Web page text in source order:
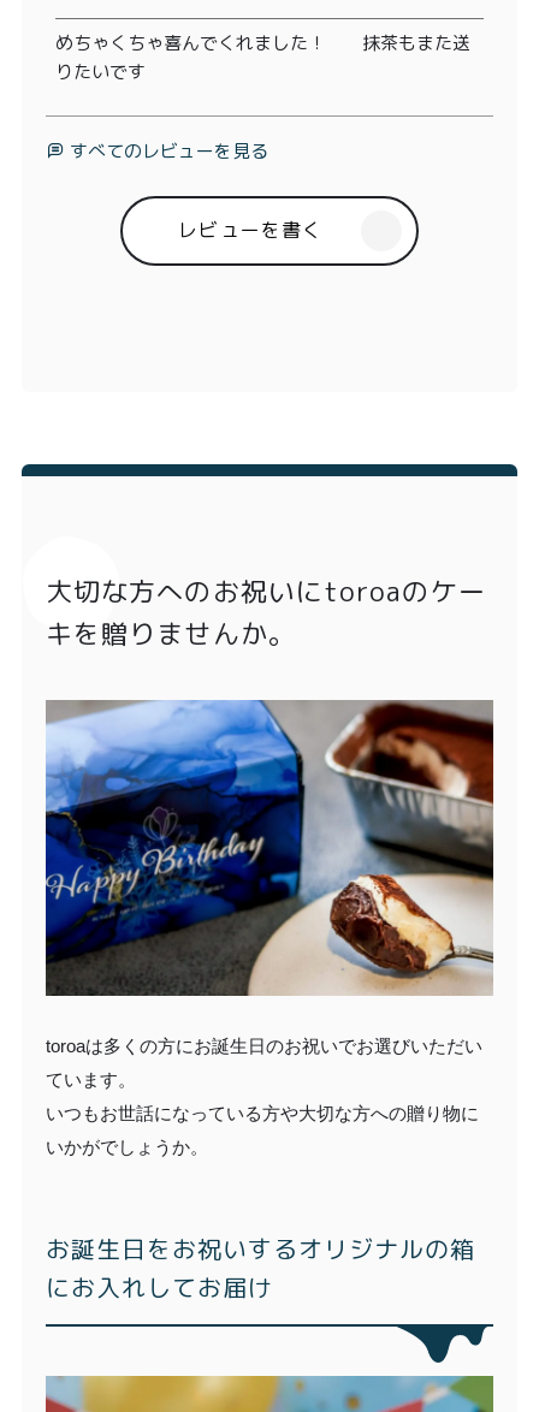
めちゃくちゃ喜んでくれました！　　抹茶もまた送
りたいです
すべてのレビューを見る
レビューを書く
大切な方へのお祝いにtoroaのケー
キを贈りませんか。
toroaは多くの方にお誕生日のお祝いでお選びいただい
ています。
いつもお世話になっている方や大切な方への贈り物に
いかがでしょうか。
お誕生日をお祝いするオリジナルの箱
にお入れしてお届け